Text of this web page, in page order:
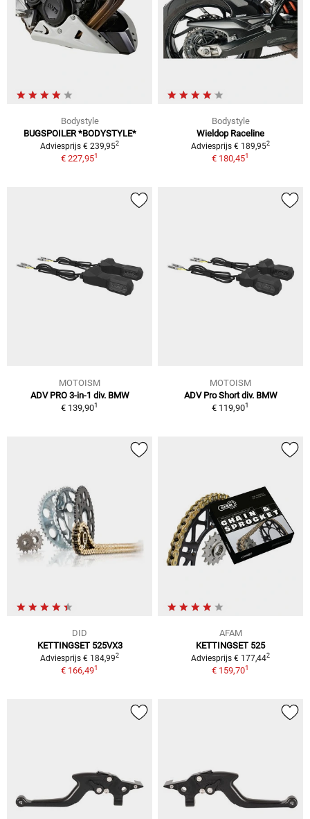
Bodystyle
BUGSPOILER *BODYSTYLE*
Adviesprijs € 239,952
€ 227,951
Bodystyle
Wieldop Raceline
Adviesprijs € 189,952
€ 180,451
MOTOISM
ADV PRO 3-in-1 div. BMW
€ 139,901
MOTOISM
ADV Pro Short div. BMW
€ 119,901
DID
KETTINGSET 525VX3
Adviesprijs € 184,992
€ 166,491
AFAM
KETTINGSET 525
Adviesprijs € 177,442
€ 159,701